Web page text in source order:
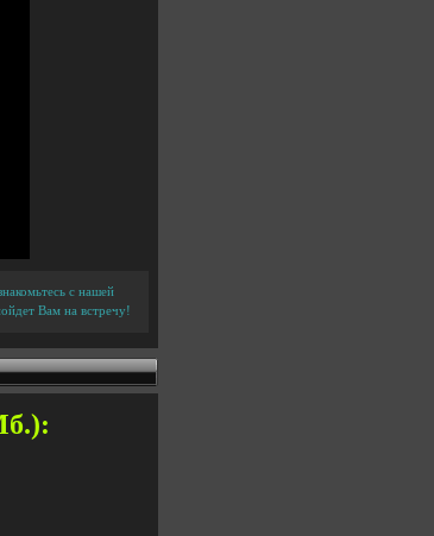
с нашей
Вам на встречу!